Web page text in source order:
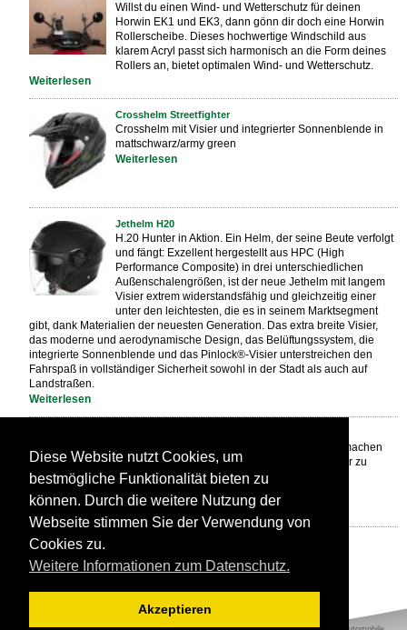
Diese Website nutzt Cookies, um
bestmögliche Funktionalität bieten zu
können. Durch die weitere Nutzung der
Webseite stimmen Sie der Verwendung von
Cookies zu.
Weitere Informationen zum Datenschutz.
Akzeptieren
Willst du einen Wind- und Wetterschutz für deinen
Horwin EK1 und EK3, dann gönn dir doch eine Horwin
Rollerscheibe. Dieses hochwertige Windschild aus
klarem Acryl passtsich harmonisch an die Form deines
Rollers an, bietet optimalen Wind- und Wetterschutz.
Weiterlesen
Crosshelm Streetfighter
Crosshelm mit Visier und integrierter Sonnenblende in
mattschwarz/army green
Weiterlesen
Jethelm H20
H.20 Hunter in Aktion. Ein Helm, der seine Beute verfolgt
und fängt: Exzellent hergestellt aus HPC (High
Performance Composite) in drei unterschiedlichen
Außenschalengrößen, ist der neue Jethelm mit langem
Visier extrem widerstandsfähig und gleichzeitig einer
unter den leichtesten, die es in seinem Marktsegment
gibt, dank Materialien der neuesten Generation. Das extra breite Visier,
das moderne und aerodynamische Design, das Belüftungssystem, die
integrierte Sonnenblende und das Pinlock®-Visier unterstreichen den
Fahrspaß in vollständiger Sicherheit sowohl in der Stadt als auch auf
Landstraßen.
Weiterlesen
Die moderne Form und das modische Design machen
diesen Klapphelm mit integriertem Sonnenvisier zu
einem sicheren Helm bei jeder Wetterlage.
Weiterlesen
vorherige| 11-20 / 40 |
beesign grafiker in wien